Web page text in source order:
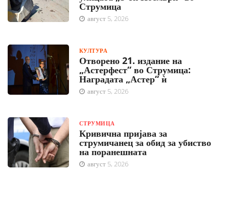
Струмица
август 5, 2026
КУЛТУРА
Отворено 21. издание на
„Астерфест“ во Струмица:
Наградата „Астер“ ѝ
август 5, 2026
СТРУМИЦА
Кривична пријава за
струмичанец за обид за убиство
на поранешната
август 5, 2026